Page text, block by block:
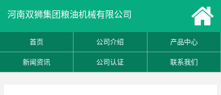
河南双狮集团粮油机械有限公司
首页 公司介绍 产品中心
新闻资讯 公司认证 联系我们